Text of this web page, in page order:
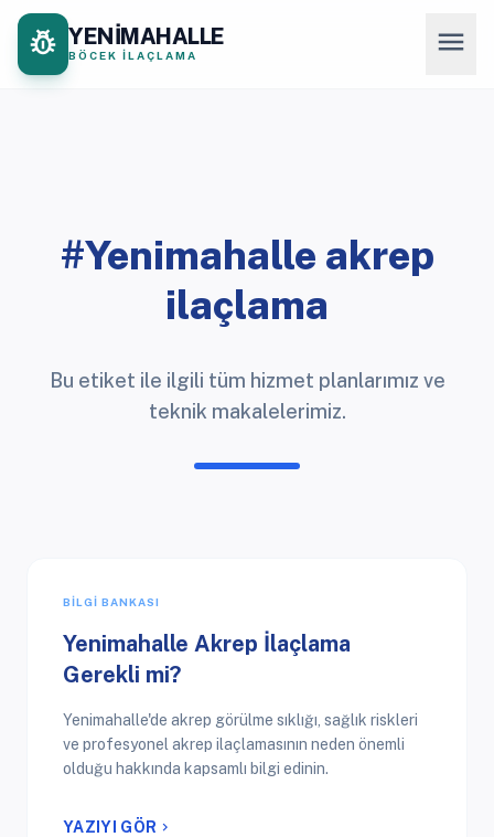
pest_control YENİMAHALLE
BÖCEK İLAÇLAMA menu
#Yenimahalle akrep
ilaçlama
Bu etiket ile ilgili tüm hizmet planlarımız ve
teknik makalelerimiz.
BILGI BANKASI
Yenimahalle Akrep İlaçlama
Gerekli mi?
Yenimahalle'de akrep görülme sıklığı, sağlık riskleri
ve profesyonel akrep ilaçlamasının neden önemli
olduğu hakkında kapsamlı bilgi edinin.
YAZIYI GÖR chevron_right